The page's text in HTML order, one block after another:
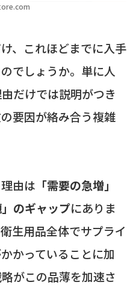
、これほどまでに入手
でしょうか。単に人
だけでは説明がつき
要因が絡み合う複雑
由は 「需要の急増」
のギャップにありま
生用品全体でサプライ
かっていることに加
がこの品薄を加速さ